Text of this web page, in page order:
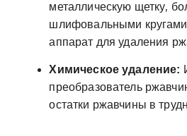
металлическую щетку‚
шлифовальными
аппарат для удаления
Химическое удаление:
преобразователь
остатки ржавчины в